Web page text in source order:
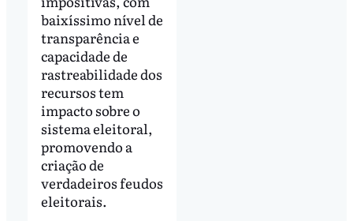
baixíssimo nível de
transparência e
capacidade de
rastreabilidade dos
recursos tem
impacto sobre o
sistema eleitoral,
promovendo a
criação de
verdadeiros feudos
eleitorais.